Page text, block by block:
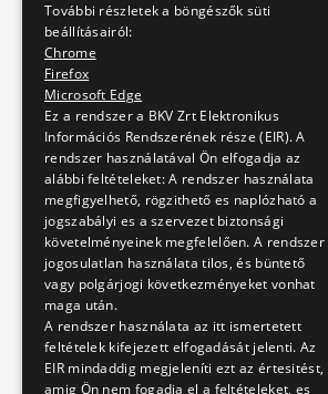
Módosított
Módosított
Szerződés III
Szerződés IV
Szerződés V
Szerződés VI
Tájékoztató
Tájékoztató
Tájékoztató
Tájékoztató
Tájékoztató
Tájékoztató
Tájékoztató
További részletek a böngészők süti
beállításairól:
Chrome
Firefox
Microsoft Edge
Ez a rendszer a BKV Zrt Elektronikus
Információs Rendszerének része (EIR). A
rendszer használatával Ön elfogadja az
alábbi feltételeket: A rendszer használata
megfigyelhető, rögzithető es naplózható a
jogszabályi es a szervezet biztonsági
követelményeinek megfelelően. A rendszer
jogosulatlan használata tilos, és büntető
vagy polgárjogi következményeket vonhat
maga után.
A rendszer használata az itt ismertetett
feltételek kifejezett elfogadását jelenti. Az
EIR mindaddig megjeleníti ezt az értesitést,
amig Ön nem fogadja el a feltételeket, es